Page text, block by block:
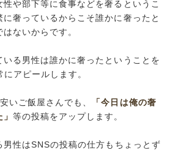
や部下等に食事などを奢るというこ
奢っているからこそ誰かに奢ったと
ないからです。
る男性は誰かに奢ったということを
アピールします。
いご飯屋さんでも、
「今日は俺の奢
等の投稿をアップします。
男性はSNSの投稿の仕方もちょっとず